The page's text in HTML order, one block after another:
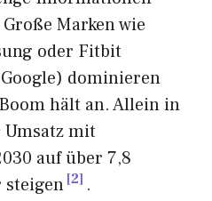
Marken wie
oder Fitbit
dominieren
hält an. Allein in
mit
auf über 7,8
2 .